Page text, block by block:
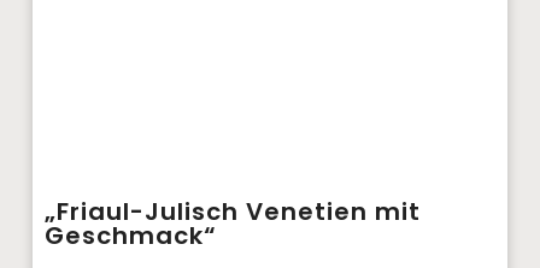
„Friaul-Julisch Venetien mit
Geschmack“